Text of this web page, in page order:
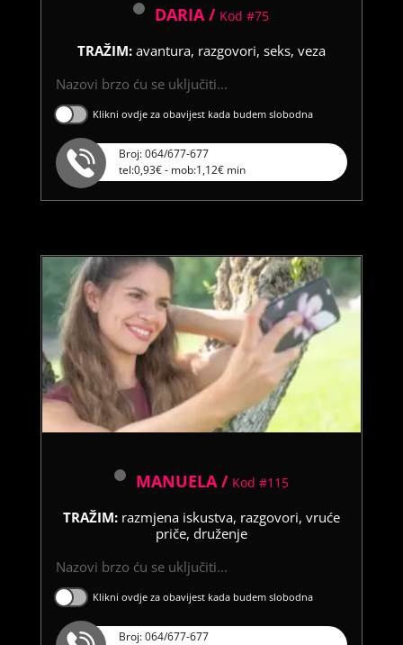
DARIA / Kod #75
TRAŽIM: avantura, razgovori, seks, veza
Nazovi brzo ću se uključiti...
Klikni ovdje za obavijest kada budem slobodna
Broj: 064/677-677
tel:0,93€ - mob:1,12€ min
MANUELA / Kod #115
TRAŽIM: razmjena iskustva, razgovori, vruće
priče, druženje
Nazovi brzo ću se uključiti...
Klikni ovdje za obavijest kada budem slobodna
Broj: 064/677-677